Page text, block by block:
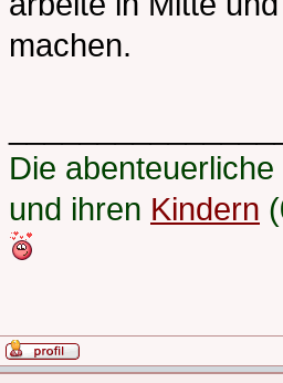
machen.
Die
und ihren Kindern